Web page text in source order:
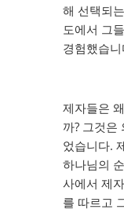
해 선택되
도에서 그
경험했습니
제자들은
까? 그것은
었습니다.
하나님의
사에서 제
를 따르고